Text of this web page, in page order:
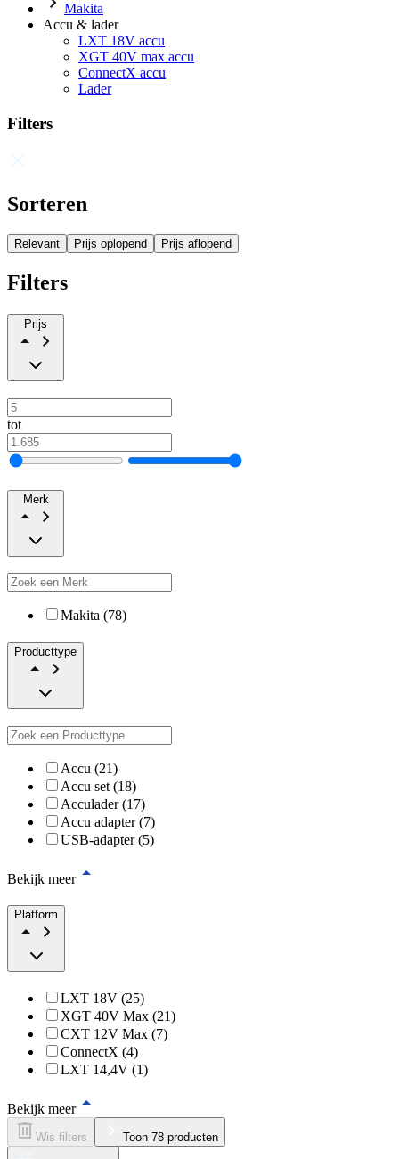
Makita
Accu & lader
LXT 18V accu
XGT 40V max accu
ConnectX accu
Lader
Filters
Sorteren
Relevant Prijs oplopend Prijs aflopend
Filters
Prijs
tot
Merk
Makita (78)
Producttype
Accu (21)
Accu set (18)
Acculader (17)
Accu adapter (7)
USB-adapter (5)
Bekijk meer
Platform
LXT 18V (25)
XGT 40V Max (21)
CXT 12V Max (7)
ConnectX (4)
LXT 14,4V (1)
Bekijk meer
Wis filters Toon 78 producten